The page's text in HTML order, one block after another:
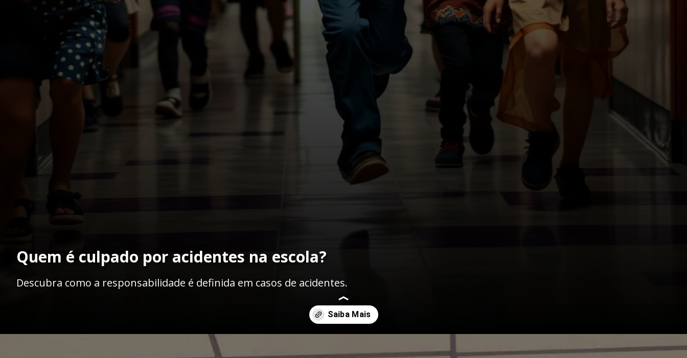
Quem é culpado por acidentes na escola?
Descubra como a responsabilidade é definida em casos de acidentes.
https://ademilsoncs.adv.br/responsabilidade-por-acidentes-com-alunos-na-escola-quem-responde-pelos-danos/